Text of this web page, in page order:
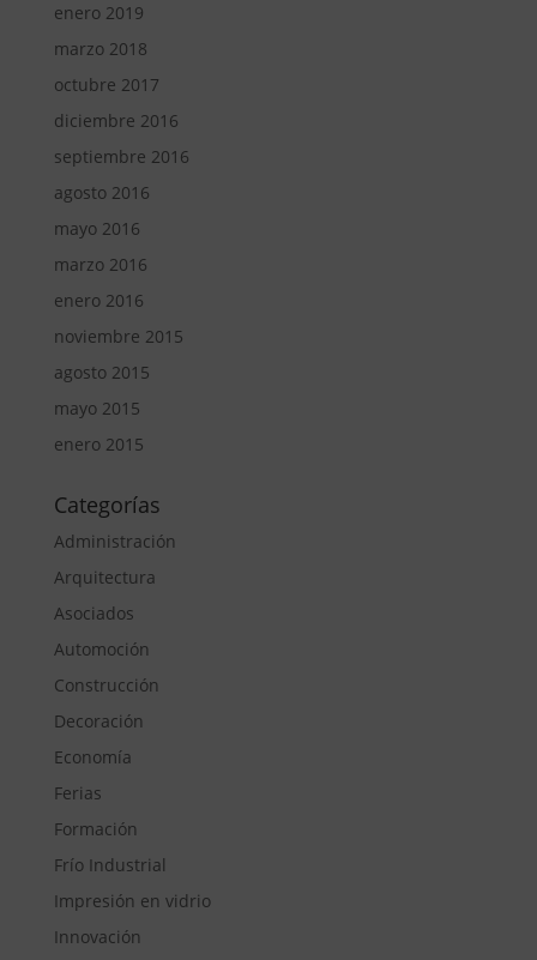
enero 2019
marzo 2018
octubre 2017
diciembre 2016
septiembre 2016
agosto 2016
mayo 2016
marzo 2016
enero 2016
noviembre 2015
agosto 2015
mayo 2015
enero 2015
Categorías
Administración
Arquitectura
Asociados
Automoción
Construcción
Decoración
Economía
Ferias
Formación
Frío Industrial
Impresión en vidrio
Innovación